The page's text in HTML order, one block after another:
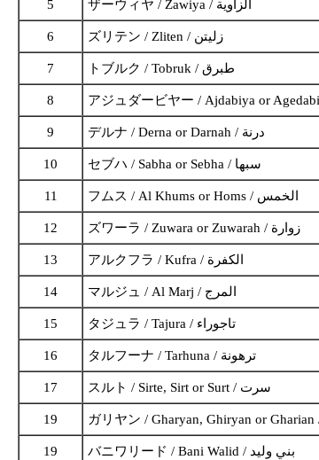
5 ザーウィヤ / Zawiya / الزاوية
6 ズリテン / Zliten / زليتن
7 トブルク / Tobruk / طبرق
8
9 デルナ / Derna or Darnah / درنة
10 セブハ / Sabha or Sebha / سبها
11 フムス / Al Khums or Homs / الخمس
12 ズワーラ / Zuwara or Zuwarah / زوارة
13 アルクフラ / Kufra / الكفرة
14 マルジュ / Al Marj / المرج
15 タジュラ / Tajura / تاجوراء
16 タルフーナ / Tarhuna / ترهونة
17 スルト / Sirte, Sirt or Surt / سرت
19
19 バニワリード / Bani Walid / بني وليد